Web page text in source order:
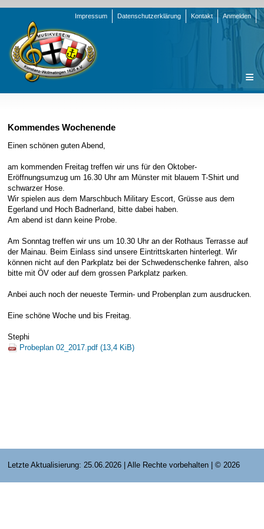
Navigation
Impressum Datenschutzerklärung Kontakt Anmelden
Verein
Vorstand
Team Jugend
Funktionsträger
Satzung/Ordnungen
Formulare
Orchester
Stammorchester
Jugendkapelle
Instrumenten-Serie
Nachrichten
Startseite
Stammorchester
Jugendkapelle
Interne Infos
Newsletter
E-Mail Strato
HiDrive Strato
Termine
Presse
Jahr 2000 - 2004
Jahr 2005 - 2009
Jahr 2010 - 2014
Jahr 2015 - 2019
Jahr 2020 bis
Geschichte
Bilder
Stammorchester
Jugendausbildung
Chronik
Vorstände
Dirigenten
Sponsoren
Kommendes Wochenende
Einen schönen guten Abend,
am kommenden Freitag treffen wir uns für den Oktober-
Eröffnungsumzug um 16.30 Uhr am Münster mit blauem T-Shirt und
schwarzer Hose.
Wir spielen aus dem Marschbuch Military Escort, Grüsse aus dem
Egerland und Hoch Badnerland, bitte dabei haben.
Am abend ist dann keine Probe.
Am Sonntag treffen wir uns um 10.30 Uhr an der Rothaus Terrasse auf
der Mainau. Beim Einlass sind unsere Eintrittskarten hinterlegt. Wir
können nicht auf den Parkplatz bei der Schwedenschenke fahren, also
bitte mit ÖV oder auf dem grossen Parkplatz parken.
Anbei auch noch der neueste Termin- und Probenplan zum ausdrucken.
Eine schöne Woche und bis Freitag.
Stephi
Probeplan 02_2017.pdf (13,4 KiB)
Letzte Aktualisierung: 25.06.2026 | Alle Rechte vorbehalten | © 2026